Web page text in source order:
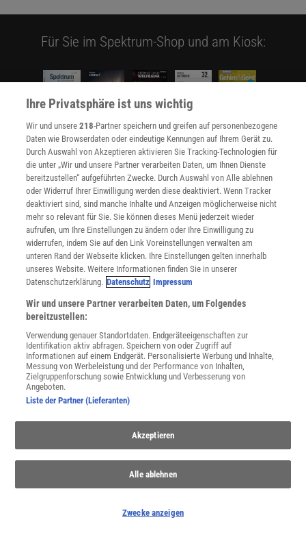
Für Sie im Spektrum-Shop und am Kiosk:
WEITERE NEUERSCHEINUNGEN SPEKTRUM SHOP
Spektrum.de-Newsletter abonnieren
JETZT ANMELDEN!
Sie können unsere Newsletter jederzeit wieder abbestellen. Infos zu unserem Umgang
mit Ihren personenbezogenen Daten finden Sie in unserer
SERVICES
Newsletter
Kontakt
Spektrum Shop
Im Handel kaufen
Verträge kündigen
INFO
Datenschutz
Ihre Privatsphäre ist uns wichtig
Wir und unsere218-Partner speichern und greifen auf personenbezogene
Daten wie Browserdaten oder eindeutige Kennungen auf Ihrem Gerät zu.
Durch Auswahl von Akzeptieren aktivieren Sie Tracking-Technologien für
die unter „Wir und unsere Partner verarbeiten Daten, um Ihnen Dienste
bereitzustellen“ aufgeführten Zwecke. Durch Auswahl von Alle ablehnen
oder Widerruf Ihrer Einwilligung werden diese deaktiviert. Wenn Tracker
deaktiviert sind, sind manche Inhalte und Anzeigen möglicherweise nicht
mehr so relevant für Sie. Sie können dieses Menü jederzeit wieder
aufrufen, um Ihre Einstellungen zu ändern oder Ihre Einwilligung zu
widerrufen, indem Sie auf den Link Voreinstellungen verwalten am
unteren Rand der Webseite klicken. Ihre Einstellungen gelten innerhalb
unseres Website. Weitere Informationen finden Sie in unserer
Datenschutzerklärung. Datenschutz Impressum
Wir und unsere Partner verarbeiten Daten, um Folgendes
bereitzustellen:
Verwendung genauer Standortdaten. Endgeräteeigenschaften zur
Identifikation aktiv abfragen. Speichern von oder Zugriff auf
Informationen auf einem Endgerät. Personalisierte Werbung und Inhalte,
Messung von Werbeleistung und der Performance von Inhalten,
Zielgruppenforschung sowie Entwicklung und Verbesserung von
Angeboten.
Liste der Partner (Lieferanten)
Akzeptieren
Alle ablehnen
Zwecke anzeigen